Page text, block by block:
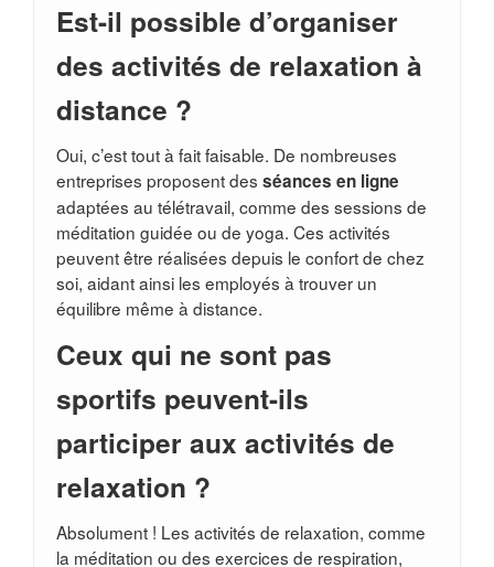
Est-il possible d’organiser
des activités de relaxation à
distance ?
Oui, c’est tout à fait faisable. De nombreuses
entreprises proposent des séances en ligne
adaptées au télétravail, comme des sessions de
méditation guidée ou de yoga. Ces activités
peuvent être réalisées depuis le confort de chez
soi, aidant ainsi les employés à trouver un
équilibre même à distance.
Ceux qui ne sont pas
sportifs peuvent-ils
participer aux activités de
relaxation ?
Absolument ! Les activités de relaxation, comme
la méditation ou des exercices de respiration,